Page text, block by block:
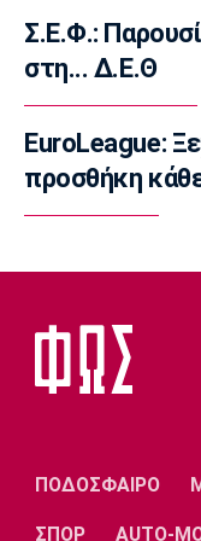
16:00
Ποδόσφαιρο - Διεθνή
Χαλ: Βασικός ο
15:45
Ποδόσφαιρο - Διεθνή
Κι επίσημα
15:30
Παίκτης της
15:05
Επικαιρότητα
Σ.Ε.Φ.:
στη... Δ.Ε.Θ
EuroLeague:
προσθήκη
ΠΟΔΟΣΦΑΙΡΟ
ΣΠΟΡ AUTO-